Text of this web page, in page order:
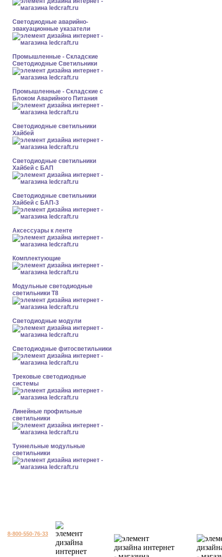
Светодиодные аварийно-
эвакуационные указатели
Промышленные - Складские
Светодиодные Светильники
Промышленные - Складские с
Блоком Аварийного Питания
Светодиодные светильники
Хайбей
Светодиодные светильники
Хайбей с БАП
Светодиодные светильники
Хайбей с БАП-3
Аксессуары к ленте
Комплектующие
Модульные светодиодные
светильники Т8
Светодиодные модули
Светодиодные фитосветильники
Трековые светодиодные
системы
Линейные профильные
светильники
Туннельные модульные
светильники
8-800-550-76-33